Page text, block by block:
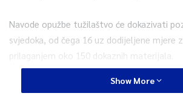
Navode opužbe tužilaštvo će dokazivati
svjedoka, od čega 16 uz dodijeljene mjere
prilaganjem oko 150 dokaznih materijala.
Optuženi se terete da su, u razdoblju od 8.
Show More